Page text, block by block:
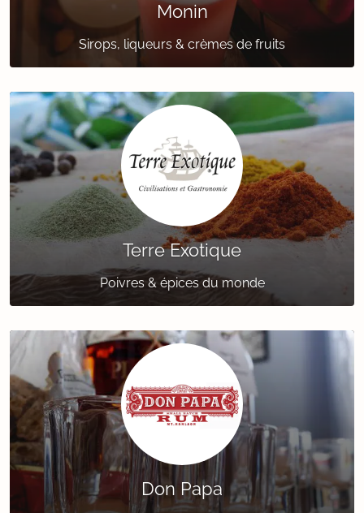
Monin
Sirops, liqueurs & crèmes de fruits
Terre Exotique
Poivres & épices du monde
Don Papa